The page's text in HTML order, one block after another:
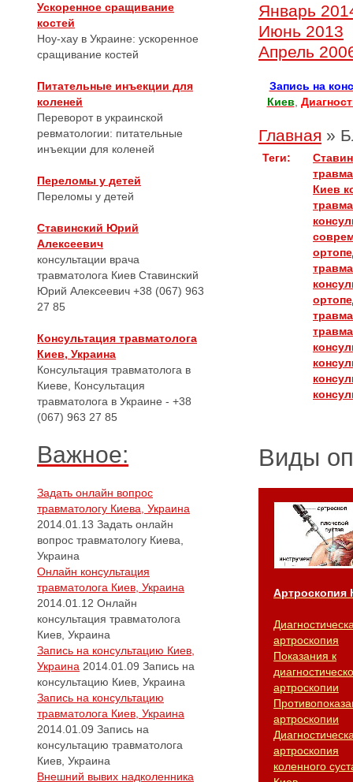
Ускоренное сращивание
костей
Ноу-хау в Украине: ускоренное
сращивание костей
Питательные инъекции для
коленей
Переворот в украинской
ревматологии: питательные
инъекции для коленей
Переломы у детей
Переломы у детей
Ставинский Юрий
Алексеевич
консультации врача
травматолога Киев Ставинский
Юрий Алексеевич +38 (067) 963
27 85
Консультация травматолога
Киев, Украина
Консультация травматолога в
Киеве, Консультация
травматолога в Украине - +38
(067) 963 27 85
Важное:
Задать онлайн вопрос
травматологу Киева, Украина
2014.01.13 Задать онлайн
вопрос травматологу Киева,
Украина
Онлайн консультация
травматолога Киев, Украина
2014.01.12 Онлайн
консультация травматолога
Киев, Украина
Запись на консультацию Киев,
Украина 2014.01.09 Запись на
консультацию Киев, Украина
Запись на консультацию
травматолога Киев, Украина
2014.01.09 Запись на
консультацию травматолога
Киев, Украина
Внешний вывих надколенника
Январь
Июнь 2013
Апрель
Запись на
Киев
Главная »
Теги:
Киев
Виды
Артроскопия
артроскопия
Показания к
артроскопии
артроскопии
артроскопия
коленного